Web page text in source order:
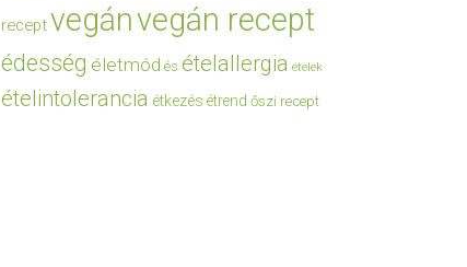
receptvegánvegán recept
édesség életmód és ételallergia ételek
ételintolerancia étkezés étrend őszi recept